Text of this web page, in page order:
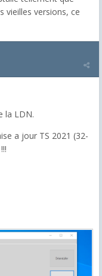
vieilles versions, ce
la LDN.
a jour TS 2021 (32-